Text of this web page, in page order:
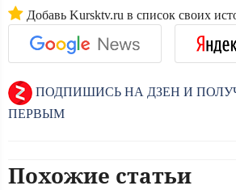
Добавь Kursktv.ru в список своих
ПОДПИШИСЬ НА ДЗЕН И
ПЕРВЫМ
Похожие статьи